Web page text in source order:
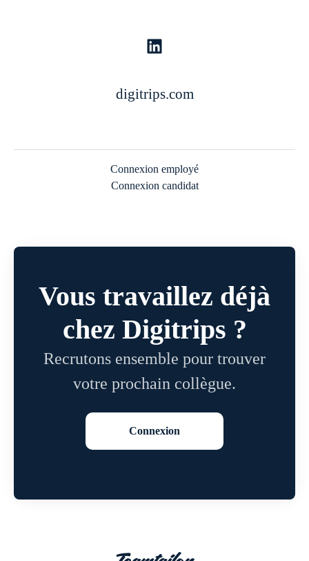
digitrips.com
Connexion employé
Connexion candidat
Vous travaillez déjà
chez Digitrips ?
Recrutons ensemble pour trouver
votre prochain collègue.
Connexion